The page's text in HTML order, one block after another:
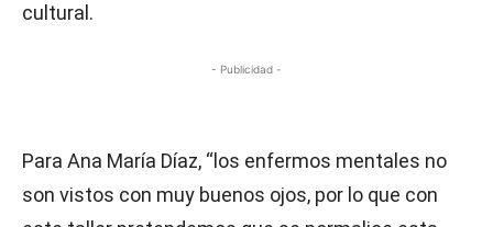
cultural.
- Publicidad -
Para Ana María Díaz, “los enfermos mentales no
son vistos con muy buenos ojos, por lo que con